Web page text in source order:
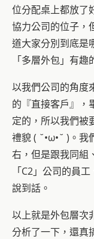
位分配桌上都放了
協力公司的位子，
道大家分別到底是
「多層外包」有趣
以我們公司的角度
的『直接客戶』，
定的，所以我們被
禮貌 ( ˘•ω•˘ )。
右，但是跟我同組
「C2」公司的員
說到話。
以上就是外包層次
分析了一下，還真